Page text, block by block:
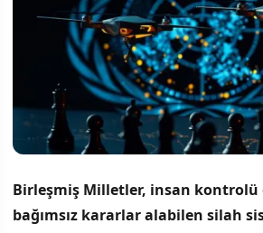
Birleşmiş Milletler, insan kontrolü
bağımsız kararlar alabilen silah